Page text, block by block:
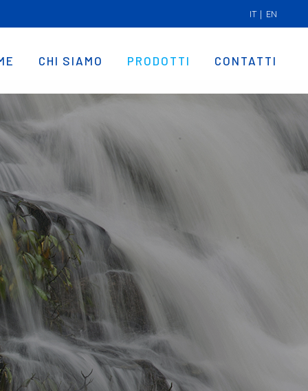
IT| EN
CHI SIAMO PRODOTTI CONTATTI